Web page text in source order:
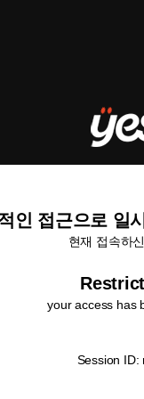
인 접근으로 일
현재 접속하
your access has
Session ID: